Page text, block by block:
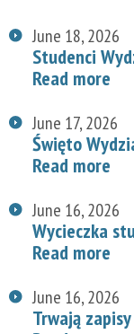
June 18, 2026
Studenci
Read more
June 17, 2026
Święto
Read more
June 16, 2026
Wycieczka
Read more
June 16, 2026
Trwają